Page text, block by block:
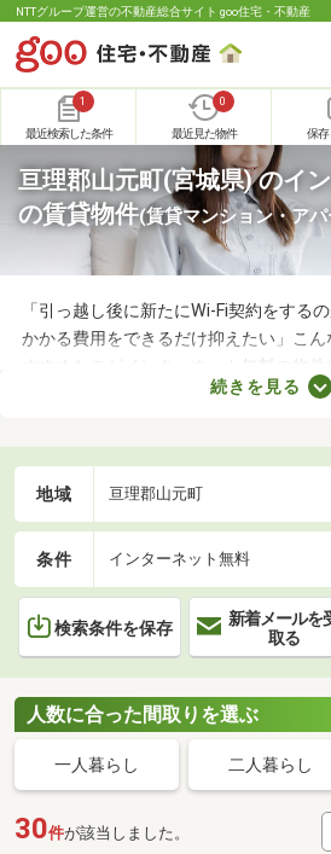
NTTグループ運営の不動産総合サイト goo住宅・不動産
1
最近検索した条件
0
最近見た物件 保存
亘理郡山元町(宮城県) のイ
の賃貸物件(賃貸マンション・ア
「引っ越し後に新たにWi-Fi契約をする
かかる費用をできるだけ抑えたい」こ
すすめなのがインターネット無料の物
備の物件なら、新たに回線を契約する必
チェックしてみてくださいね。
続きを見る
地域 亘理郡山元町
条件 インターネット無料
検索条件を保存
新着メールを
取る
人数に合った間取りを選ぶ
一人暮らし 二人暮らし
30件が該当しました。